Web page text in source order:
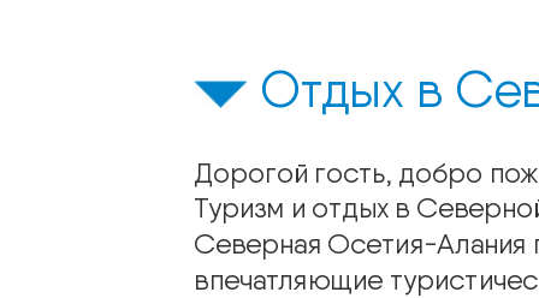
Отдых в
Дорогой гость, добро
Туризм и отдых в
Северная Осетия-Алания
впечатляющие